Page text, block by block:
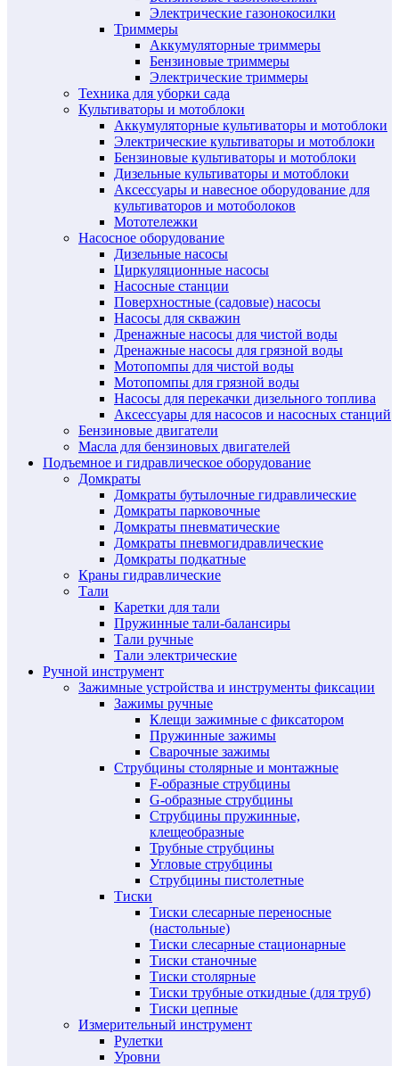
Электрические газонокосилки
Триммеры
Аккумуляторные триммеры
Бензиновые триммеры
Электрические триммеры
Техника для уборки сада
Культиваторы и мотоблоки
Аккумуляторные культиваторы и мотоблоки
Электрические культиваторы и мотоблоки
Бензиновые культиваторы и мотоблоки
Дизельные культиваторы и мотоблоки
Аксессуары и навесное оборудование для
культиваторов и мотоболоков
Мототележки
Насосное оборудование
Дизельные насосы
Циркуляционные насосы
Насосные станции
Поверхностные (садовые) насосы
Насосы для скважин
Дренажные насосы для чистой воды
Дренажные насосы для грязной воды
Мотопомпы для чистой воды
Мотопомпы для грязной воды
Насосы для перекачки дизельного топлива
Аксессуары для насосов и насосных станций
Бензиновые двигатели
Масла для бензиновых двигателей
Подъемное и гидравлическое оборудование
Домкраты
Домкраты бутылочные гидравлические
Домкраты парковочные
Домкраты пневматические
Домкраты пневмогидравлические
Домкраты подкатные
Краны гидравлические
Тали
Каретки для тали
Пружинные тали-балансиры
Тали ручные
Тали электрические
Ручной инструмент
Зажимные устройства и инструменты фиксации
Зажимы ручные
Клещи зажимные с фиксатором
Пружинные зажимы
Сварочные зажимы
Струбцины столярные и монтажные
F-образные струбцины
G-образные струбцины
Струбцины пружинные,
клещеобразные
Трубные струбцины
Угловые струбцины
Струбцины пистолетные
Тиски
Тиски слесарные переносные
(настольные)
Тиски слесарные стационарные
Тиски станочные
Тиски столярные
Тиски трубные откидные (для труб)
Тиски цепные
Измерительный инструмент
Рулетки
Уровни